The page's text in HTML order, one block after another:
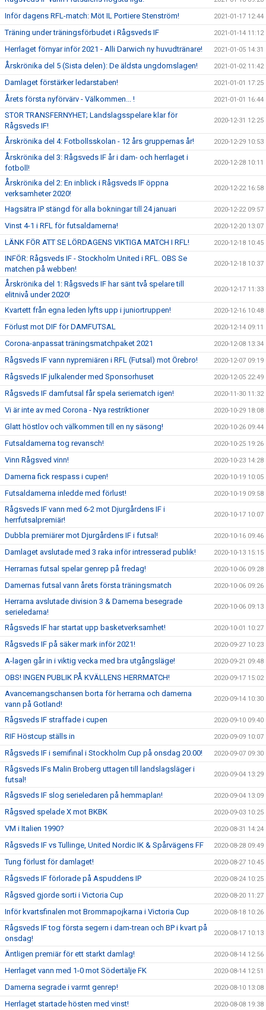
Inför dagens RFL-match: Möt IL Portiere Stenström! 2021-01-17 12:44
Träning under träningsförbudet i Rågsveds IF 2021-01-14 11:12
Herrlaget förnyar inför 2021 - Alli Darwich ny huvudtränare! 2021-01-05 14:31
Årskrönika del 5 (Sista delen): De äldsta ungdomslagen! 2021-01-02 11:42
Damlaget förstärker ledarstaben! 2021-01-01 17:25
Årets första nyförvärv - Välkommen... ! 2021-01-01 16:44
STOR TRANSFERNYHET; Landslagsspelare klar för
Rågsveds IF!
2020-12-31 12:25
Årskrönika del 4: Fotbollsskolan - 12 års gruppernas år! 2020-12-29 10:53
Årskrönika del 3: Rågsveds IF år i dam- och herrlaget i
fotboll!
2020-12-28 10:11
Årskrönika del 2: En inblick i Rågsveds IF öppna
verksamheter 2020!
2020-12-22 16:58
Hagsätra IP stängd för alla bokningar till 24 januari 2020-12-22 09:57
Vinst 4-1 i RFL för futsaldamerna! 2020-12-20 13:07
LÄNK FÖR ATT SE LÖRDAGENS VIKTIGA MATCH I RFL! 2020-12-18 10:45
INFÖR: Rågsveds IF - Stockholm United i RFL. OBS Se
matchen på webben!
2020-12-18 10:37
Årskrönika del 1: Rågsveds IF har sänt två spelare till
elitnivå under 2020!
2020-12-17 11:33
Kvartett från egna leden lyfts upp i juniortruppen! 2020-12-16 10:48
Förlust mot DIF för DAMFUTSAL 2020-12-14 09:11
Corona-anpassat träningsmatchpaket 2021 2020-12-08 13:34
Rågsveds IF vann nypremiären i RFL (Futsal) mot Örebro! 2020-12-07 09:19
Rågsveds IF julkalender med Sponsorhuset 2020-12-05 22:49
Rågsveds IF damfutsal får spela seriematch igen! 2020-11-30 11:32
Vi är inte av med Corona - Nya restriktioner 2020-10-29 18:08
Glatt höstlov och välkommen till en ny säsong! 2020-10-26 09:44
Futsaldamerna tog revansch! 2020-10-25 19:26
Vinn Rågsved vinn! 2020-10-23 14:28
Damerna fick respass i cupen! 2020-10-19 10:05
Futsaldamerna inledde med förlust! 2020-10-19 09:58
Rågsveds IF vann med 6-2 mot Djurgårdens IF i
herrfutsalpremiär!
2020-10-17 10:07
Dubbla premiärer mot Djurgårdens IF i futsal! 2020-10-16 09:46
Damlaget avslutade med 3 raka inför intresserad publik! 2020-10-13 15:15
Herrarnas futsal spelar genrep på fredag! 2020-10-06 09:28
Damernas futsal vann årets första träningsmatch 2020-10-06 09:26
Herrarna avslutade division 3 & Damerna besegrade
serieledarna!
2020-10-06 09:13
Rågsveds IF har startat upp basketverksamhet! 2020-10-01 10:27
Rågsveds IF på säker mark inför 2021! 2020-09-27 10:23
A-lagen går in i viktig vecka med bra utgångsläge! 2020-09-21 09:48
OBS! INGEN PUBLIK PÅ KVÄLLENS HERRMATCH! 2020-09-17 15:02
Avancemangschansen borta för herrarna och damerna
vann på Gotland!
2020-09-14 10:30
Rågsveds IF straffade i cupen 2020-09-10 09:40
RIF Höstcup ställs in 2020-09-09 10:07
Rågsveds IF i semifinal i Stockholm Cup på onsdag 20.00! 2020-09-07 09:30
Rågsveds IFs Malin Broberg uttagen till landslagsläger i
futsal!
2020-09-04 13:29
Rågsveds IF slog serieledaren på hemmaplan! 2020-09-04 13:09
Rågsved spelade X mot BKBK 2020-09-03 10:25
VM i Italien 1990? 2020-08-31 14:24
Rågsveds IF vs Tullinge, United Nordic IK & Spårvägens FF 2020-08-28 09:49
Tung förlust för damlaget! 2020-08-27 10:45
Rågsveds IF förlorade på Aspuddens IP 2020-08-24 10:25
Rågsved gjorde sorti i Victoria Cup 2020-08-20 11:27
Inför kvartsfinalen mot Brommapojkarna i Victoria Cup 2020-08-18 10:26
Rågsveds IF tog första segern i dam-trean och BP i kvart på
onsdag!
2020-08-17 10:13
Äntligen premiär för ett starkt damlag! 2020-08-14 12:56
Herrlaget vann med 1-0 mot Södertälje FK 2020-08-14 12:51
Damerna segrade i varmt genrep! 2020-08-10 13:08
Herrlaget startade hösten med vinst! 2020-08-08 19:38